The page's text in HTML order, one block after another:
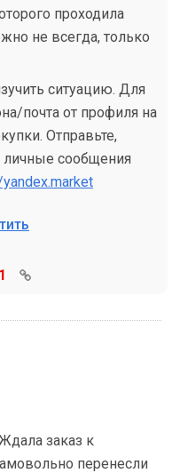
проходила
не всегда, только
ситуацию. Для
почта от профиля на
Отправьте,
сообщения
1
заказ к
перенесли